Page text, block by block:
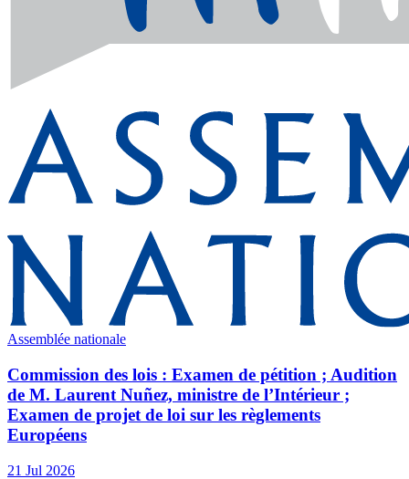
Assemblée nationale
Commission des lois : Examen de pétition ; Audition
de M. Laurent Nuñez, ministre de l’Intérieur ;
Examen de projet de loi sur les règlements
Européens
21 Jul 2026